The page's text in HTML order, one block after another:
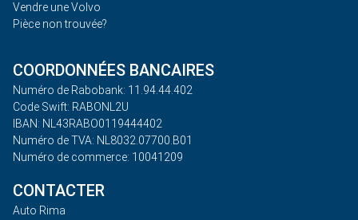
Vendre une Volvo
Pièce non trouvée?
COORDONNÉES BANCAIRES
Numéro de Rabobank: 11.94.44.402
Code Swift: RABONL2U
IBAN: NL43RABO0119444402
Numéro de TVA: NL8032.07700.B01
Numéro de commerce: 10041209
CONTACTER
Auto Rima